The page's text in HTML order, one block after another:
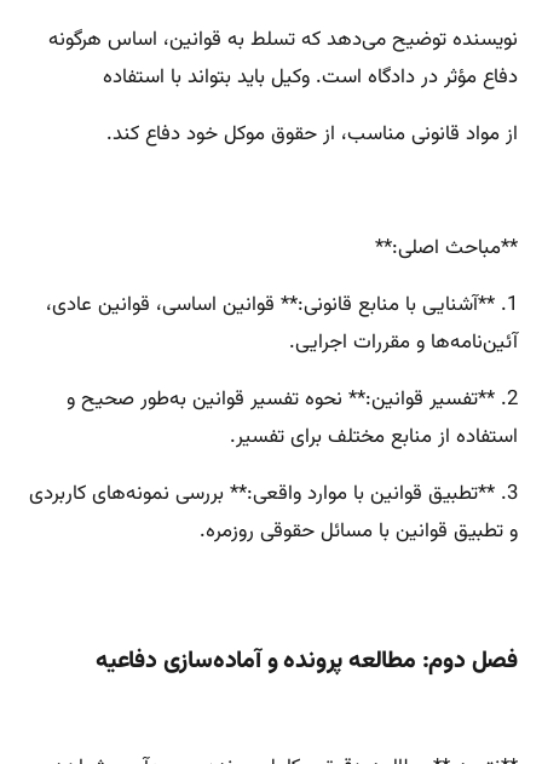
نویسنده توضیح می‌دهد که تسلط به قوانین، اساس هرگونه
دفاع مؤثر در دادگاه است. وکیل باید بتواند با استفاده
از مواد قانونی مناسب، از حقوق موکل خود دفاع کند.
**مباحث اصلی:**
1. **آشنایی با منابع قانونی:** قوانین اساسی، قوانین عادی،
آئین‌نامه‌ها و مقررات اجرایی.
2. **تفسیر قوانین:** نحوه تفسیر قوانین به‌طور صحیح و
استفاده از منابع مختلف برای تفسیر.
3. **تطبیق قوانین با موارد واقعی:** بررسی نمونه‌های کاربردی
و تطبیق قوانین با مسائل حقوقی روزمره.
فصل دوم: مطالعه پرونده و آماده‌سازی دفاعیه